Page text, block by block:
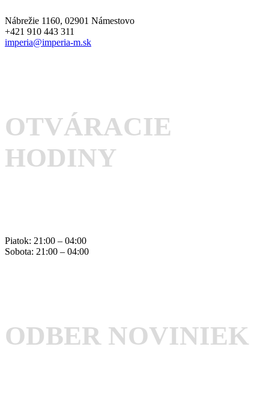
Nábrežie 1160, 02901 Námestovo
+421 910 443 311
imperia@imperia-m.sk
OTVÁRACIE
HODINY
Piatok: 21:00 – 04:00
Sobota: 21:00 – 04:00
ODBER NOVINIEK